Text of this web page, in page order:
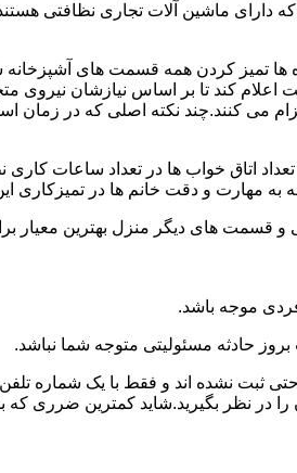
ماشین آلات تجاری نظافتی
تمیز کردن همه قسمت های
اعلام کند تا بر اساس نیازشان
می کنند.چند نکته اصلی که در زمان
اتاق خواب ها در تعداد ساعات کاری
مهارت و دقت خانم ها در تمیزکاری
قسمت های دیگر منزل بهترین معیار
موجه باشد.
حادثه مسئولیتی متوجه شما نباشد.
ثبت نشده اند و فقط با یک شماره
در نظر بگیرید.شاید کمترین ضرری که